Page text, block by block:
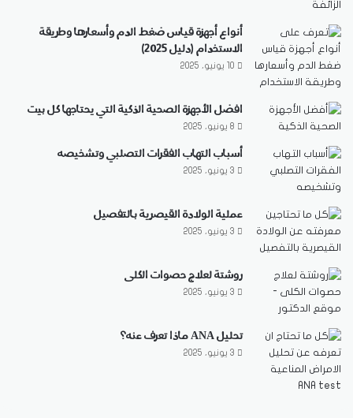
أنواع أجهزة قياس ضغط الدم وأسعارها وطريقة
الاستخدام (دليل 2025)
10 يونيو، 2025
افضل الأجهزة الصحية الذكية التي يحتاجها كل بيت
8 يونيو، 2025
أسباب التهاب الفقرات التصلبي وتشخيصه
3 يونيو، 2025
عملية الولادة القيصرية بالتفصيل
3 يونيو، 2025
روشتة لعلاج حصوات الكلى
3 يونيو، 2025
تحليل ANA ماذا تعرف عنه؟
3 يونيو، 2025